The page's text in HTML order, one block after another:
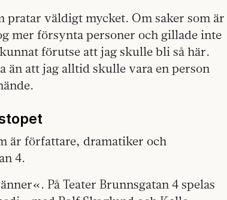
pratar väldigt mycket. Om saker som är
mer försynta personer och gillade inte
förutse att jag skulle bli så här.
än att jag alltid skulle vara en person
är författare, dramatiker och
4.
På Teater Brunnsgatan 4 spelas